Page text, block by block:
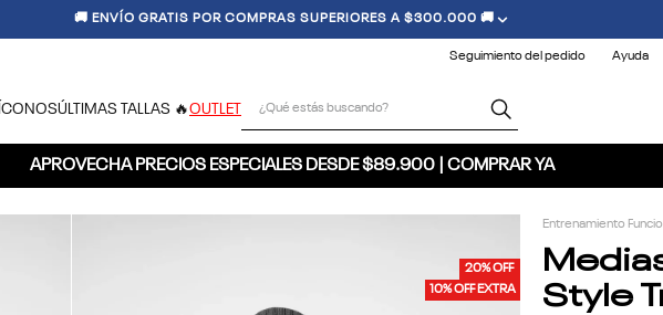
🚚 ENVÍO GRATIS POR COMPRAS SUPERIORES A $300.000 🚚
Seguimiento del pedido Ayuda
ÍCONOSÚLTIMAS TALLAS 🔥OUTLET
APROVECHA PRECIOS ESPECIALES DESDE $89.900 | COMPRAR YA
20% OFF
10% OFF EXTRA
Entrenamiento
Style